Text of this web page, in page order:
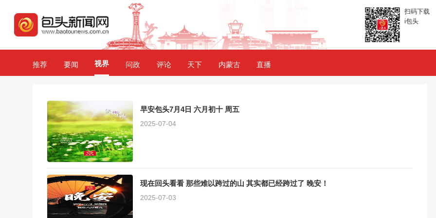
扫码下载
i包头
推荐 要闻 视界 问政 评论 天下 内蒙古 直播
早安包头7月4日 六月初十 周五
2025-07-04
现在回头看看 那些难以跨过的山 其实都已经跨过了 晚安！
2025-07-03